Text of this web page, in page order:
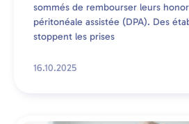
sommés de rembourser leurs
péritonéale assistée (DPA). Des
stoppent les prises
16.10.2025